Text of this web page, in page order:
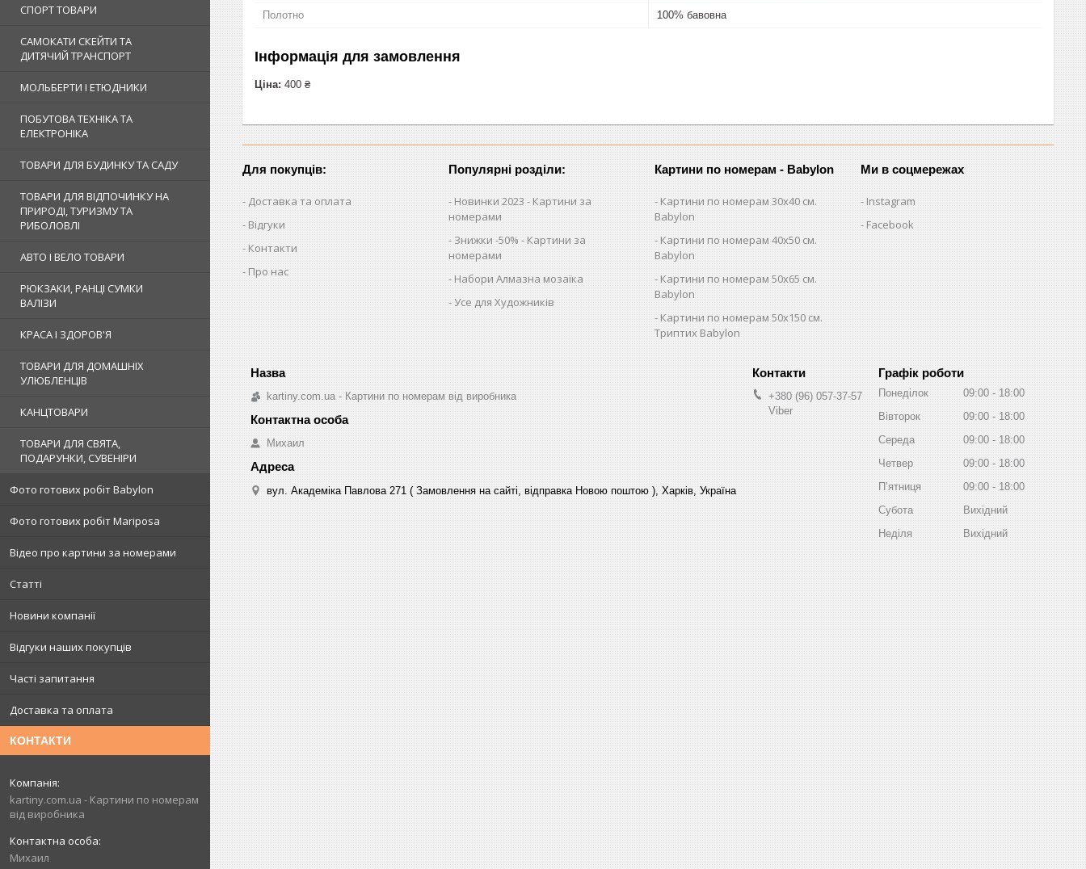
СПОРТ ТОВАРИ
САМОКАТИ СКЕЙТИ ТА
ДИТЯЧИЙ ТРАНСПОРТ
МОЛЬБЕРТИ І ЕТЮДНИКИ
ПОБУТОВА ТЕХНІКА ТА
ЕЛЕКТРОНІКА
ТОВАРИ ДЛЯ БУДИНКУ ТА САДУ
ТОВАРИ ДЛЯ ВІДПОЧИНКУ НА
ПРИРОДІ, ТУРИЗМУ ТА
РИБОЛОВЛІ
АВТО І ВЕЛО ТОВАРИ
РЮКЗАКИ, РАНЦІ СУМКИ
ВАЛІЗИ
КРАСА І ЗДОРОВ'Я
ТОВАРИ ДЛЯ ДОМАШНІХ
УЛЮБЛЕНЦІВ
КАНЦТОВАРИ
ТОВАРИ ДЛЯ СВЯТА,
ПОДАРУНКИ, СУВЕНІРИ
Фото готових робіт Babylon
Фото готових робіт Mariposa
Відео про картини за номерами
Статті
Новини компанії
Відгуки наших покупців
Часті запитання
Доставка та оплата
КОНТАКТИ
kartiny.com.ua - Картини по номерам
від виробника
Михаил
Полотно 100% бавовна
Інформація для замовлення
Ціна: 400 ₴
Для покупців:
Доставка та оплата
Відгуки
Контакти
Про нас
Популярні розділи:
Новинки 2023 - Картини за
номерами
Знижки -50% - Картини за
номерами
Набори Алмазна мозаїка
Усе для Художників
Картини по номерам - Babylon
Картини по номерам 30х40 см.
Babylon
Картини по номерам 40х50 см.
Babylon
Картини по номерам 50х65 см.
Babylon
Картини по номерам 50х150 см.
Триптих Babylon
Ми в соцмережах
Instagram
Facebook
kartiny.com.ua - Картини по номерам від виробника
Михаил
вул. Академіка Павлова 271 ( Замовлення на сайті, відправка Новою поштою ), Харків, Україна
+380 (96) 057-37-57
Viber
Графік роботи
Понеділок 09:00
18:00
Вівторок
09:00
18:00
Середа
09:00
18:00
Четвер
09:00
18:00
Пʼятниця
09:00
18:00
Субота
Вихідний
Неділя
Вихідний